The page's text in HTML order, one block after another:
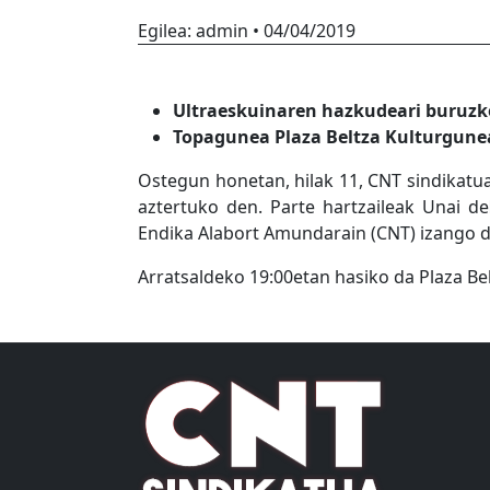
Egilea: admin • 04/04/2019
Ultraeskuinaren hazkudeari
Topagunea Plaza Beltza
Ostegun honetan, hilak 11, CNT
aztertuko den. Parte hartzaileak Unai
Endika Alabort Amundarain (CNT) izango
Arratsaldeko 19:00etan hasiko da Plaza